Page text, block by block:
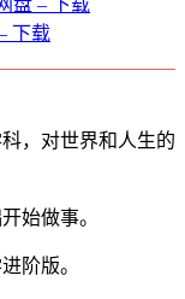
下载
，对世界和人生的
始做事。
阶版。